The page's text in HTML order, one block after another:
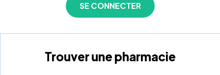
SE CONNECTER
Trouver une pharmacie